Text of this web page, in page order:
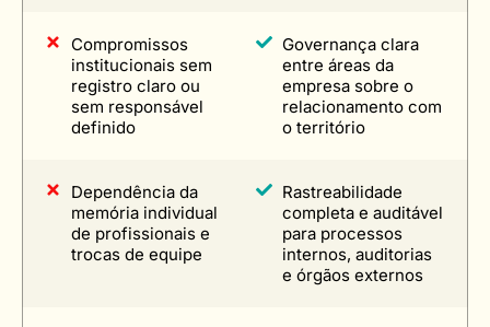
Compromissos
institucionais sem
registro claro ou
sem responsável
definido
Governança clara
entre áreas da
empresa sobre o
relacionamento com
o território
Dependência da
memória individual
de profissionais e
trocas de equipe
Rastreabilidade
completa e auditável
para processos
internos, auditorias
e órgãos externos